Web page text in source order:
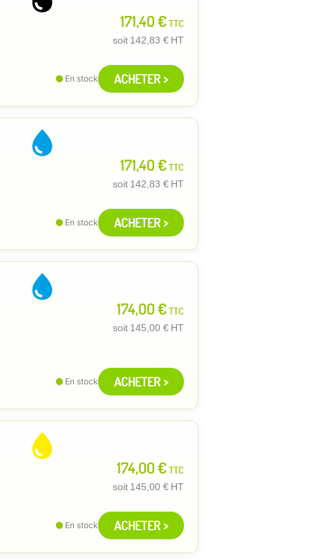
171,40 €TTC
soit 142,83 € HT
En stock ACHETER >
171,40 €TTC
soit 142,83 € HT
En stock ACHETER >
174,00 €TTC
soit 145,00 € HT
En stock ACHETER >
174,00 €TTC
soit 145,00 € HT
En stock ACHETER >